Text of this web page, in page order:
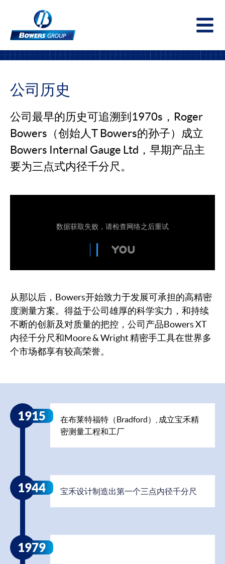
公司历史
公司最早的历史可追溯到1970s，Roger
Bowers（创始人T Bowers的孙子）成立
Bowers Internal Gauge Ltd，早期产品主
要为三点式内径千分尺。
从那以后，Bowers开始致力于发展可承担的高精密
度测量方案。得益于公司雄厚的科学实力，和持续
不断的创新及对质量的把控，公司产品Bowers XT
内径千分尺和Moore & Wright 精密手工具在世界多
个市场都享有较高荣誉。
Timeline
1915
在布莱特福特（Bradford）, 成立宝禾精
密测量工程和工厂
1944 宝禾设计制造出第一个三点内径千分尺
1979